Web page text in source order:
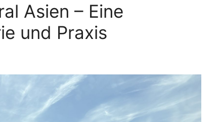
Asien – Eine
und Praxis